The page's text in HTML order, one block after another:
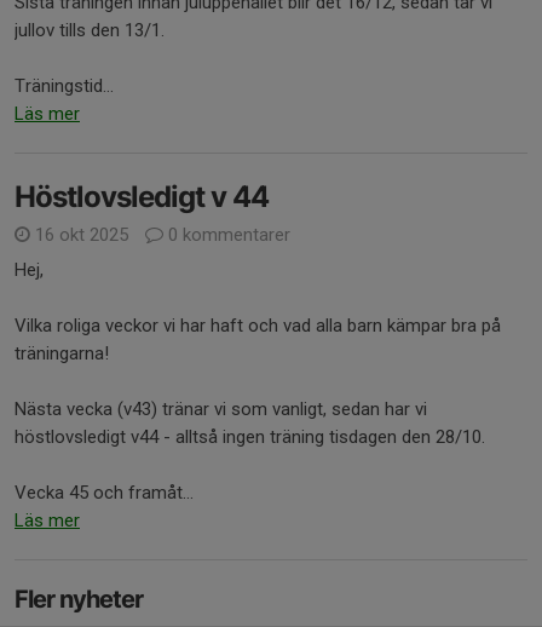
jullov tills den 13/1.
Träningstid...
Läs mer
Höstlovsledigt v 44
16 okt 2025
0 kommentarer
Hej,
Vilka roliga veckor vi har haft och vad alla barn kämpar bra på
träningarna!
Nästa vecka (v43) tränar vi som vanligt, sedan har vi
höstlovsledigt v44 - alltså ingen träning tisdagen den 28/10.
Vecka 45 och framåt...
Läs mer
Fler nyheter